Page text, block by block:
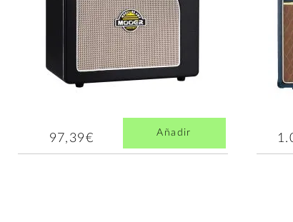
97,39€ Añadir